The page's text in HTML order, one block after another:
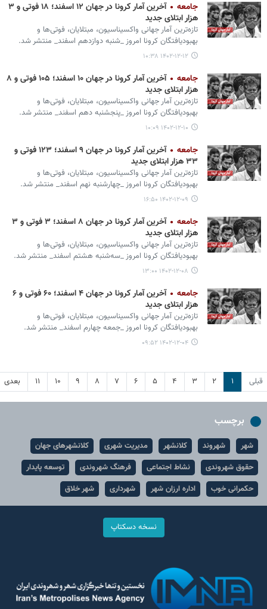
جامعه
آخرین آمار کرونا در جهان ۱۲ اسفند؛ ۱۸ فوتی و ۳
هزار ابتلای جدید
تازه‌ترین آمار جهانی واکسیناسیون، مبتلایان، فوتی‌ها و
بهبودیافتگان کرونا امروز _شنبه دوازدهم اسفند_ منتشر شد.
۱۴۰۲-۱۲-۱۲ ۱۰:۳۸
جامعه
آخرین آمار کرونا در جهان ۱۰ اسفند؛ ۱۰۵ فوتی و ۸
هزار ابتلای جدید
تازه‌ترین آمار جهانی واکسیناسیون، مبتلایان، فوتی‌ها و
بهبودیافتگان کرونا امروز _پنجشنبه دهم اسفند_ منتشر شد.
۱۴۰۲-۱۲-۱۰ ۱۰:۰۹
جامعه
آخرین آمار کرونا در جهان ۹ اسفند؛ ۱۲۳ فوتی و
۳۳ هزار ابتلای جدید
تازه‌ترین آمار جهانی واکسیناسیون، مبتلایان، فوتی‌ها و
بهبودیافتگان کرونا امروز _چهارشنبه نهم اسفند_ منتشر شد.
۱۴۰۲-۱۲-۰۹ ۱۶:۵۰
جامعه
آخرین آمار کرونا در جهان ۸ اسفند؛ ۳ فوتی و ۳
هزار ابتلای جدید
تازه‌ترین آمار جهانی واکسیناسیون، مبتلایان، فوتی‌ها و
بهبودیافتگان کرونا امروز _سه‌شنبه هشتم اسفند_ منتشر شد.
۱۴۰۲-۱۲-۰۸ ۱۳:۰۰
جامعه
آخرین آمار کرونا در جهان ۴ اسفند؛ ۶۰ فوتی و ۶
هزار ابتلای جدید
تازه‌ترین آمار جهانی واکسیناسیون، مبتلایان، فوتی‌ها و
بهبودیافتگان کرونا امروز _جمعه چهارم اسفند_ منتشر شد.
۱۴۰۲-۱۲-۰۴ ۰۹:۵۲
قبلی ۱ ۲ ۳ ۴ ۵ ۶ ۷ ۸ ۹ ۱۰ ۱۱ بعدی
برچسب
شهر شهروند کلانشهر مدیریت شهری
کلانشهرهای جهان
حقوق شهروندی
نشاط اجتماعی فرهنگ شهروندی
توسعه پایدار
حکمرانی خوب
اداره ارزان شهر شهرداری شهر خلاق
نسخه دسکتاپ